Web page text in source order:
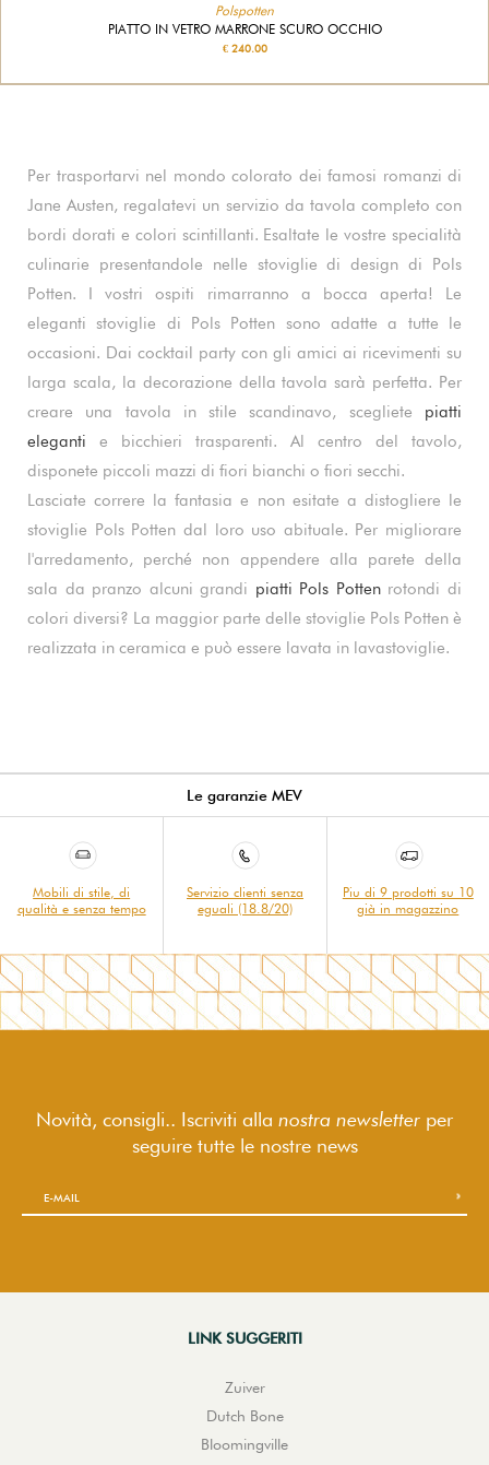
Polspotten
PIATTO IN VETRO MARRONE SCURO OCCHIO
€ 240.00
Per trasportarvi nel mondo colorato dei famosi romanzi di
Jane Austen, regalatevi un servizio da tavola completo con
bordi dorati e colori scintillanti. Esaltate le vostre specialità
culinarie presentandole nelle stoviglie di design di Pols
Potten. I vostri ospiti rimarranno a bocca aperta! Le
eleganti stoviglie di Pols Potten sono adatte a tutte le
occasioni. Dai cocktail party con gli amici ai ricevimenti su
larga scala, la decorazione della tavola sarà perfetta. Per
creare una tavola in stile scandinavo, scegliete piatti
eleganti e bicchieri trasparenti. Al centro del tavolo,
disponete piccoli mazzi di fiori bianchi o fiori secchi.
Lasciate correre la fantasia e non esitate a distogliere le
stoviglie Pols Potten dal loro uso abituale. Per migliorare
l'arredamento, perché non appendere alla parete della
sala da pranzo alcuni grandi piatti Pols Pottenrotondi di
colori diversi? La maggior parte delle stoviglie Pols Potten è
realizzata in ceramica e può essere lavata in lavastoviglie.
Le garanzie MEV
Mobili di stile, di
qualità e senza tempo
Servizio clienti senza
eguali (18.8/20)
Piu di 9 prodotti su 10
già in magazzino
Novità, consigli.. Iscriviti alla nostra newsletter per
seguiretutte le nostre news
LINK SUGGERITI
Zuiver
Dutch Bone
Bloomingville